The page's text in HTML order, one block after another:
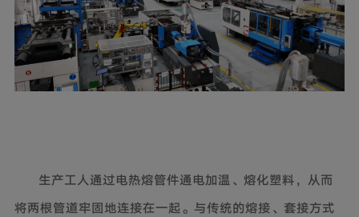
生产工人通过电热熔管件通电加温、熔化塑料，从而
将两根管道牢固地连接在一起。与传统的熔接、套接方式